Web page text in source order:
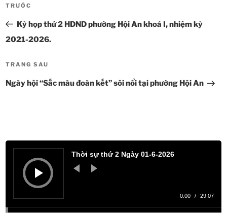
bài
viết
Bài
cũ
hơn
TRƯỚC
Kỳ họp thứ 2 HDND phường Hội An khoá I, nhiệm kỳ
2021-2026.
Bài
tiếp
TRANG SAU
Ngày hội “Sắc màu đoàn kết” sôi nổi tại phường Hội An
Trình
phát
Thời sự thứ 2 Ngày 01-6-2026
0:00 / 29:07